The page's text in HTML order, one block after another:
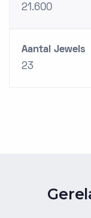
21.600
Aantal Jewels
23